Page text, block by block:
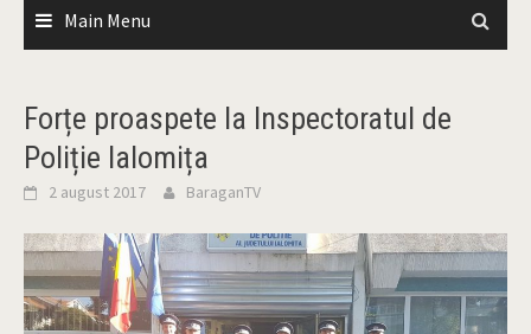
Main Menu
Forțe proaspete la Inspectoratul de
Poliție Ialomița
2 august 2017 BaraganTV